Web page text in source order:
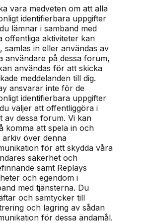
vara medveten om att alla
identifierbara uppgifter
lämnar i samband med
offentliga aktiviteter kan
samlas in eller användas av
användare på dessa forum,
användas för att skicka
meddelanden till dig.
ansvarar inte för de
identifierbara uppgifter
väljer att offentliggöra i
av dessa forum. Vi kan
komma att spela in och
arkiv över denna
för att skydda våra
säkerhet och
samt Replays
och egendom i
med tjänsterna. Du
och samtycker till
och lagring av sådan
för dessa ändamål.